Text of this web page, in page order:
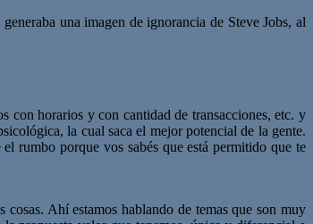
una imagen de ignorancia de Steve Jobs, al
con horarios y con cantidad de transacciones, etc. y
la cual saca el mejor potencial de la gente.
rumbo porque vos sabés que está permitido que te
Ahí estamos hablando de temas que son muy